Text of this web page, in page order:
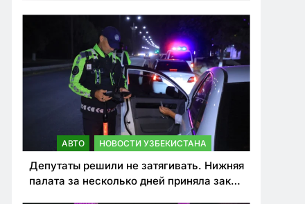
АВТО НОВОСТИ УЗБЕКИСТАНА
Депутаты решили не затягивать. Нижняя
палата за несколько дней приняла закон